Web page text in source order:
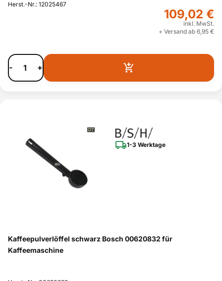
Herst.-Nr.: 12025467
109,02 €
inkl. MwSt.
+ Versand ab 6,95 €
- +
1-3 Werktage
Kaffeepulverlöffel schwarz Bosch 00620832 für
Kaffeemaschine